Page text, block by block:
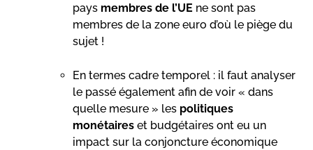
pays membres de l’UE ne sont pas
membres de la zone euro d’où le piège du
sujet !
En termes cadre temporel : il faut analyser
le passé également afin de voir « dans
quelle mesure » les politiques
monétaires et budgétaires ont eu un
impact sur la conjoncture économique